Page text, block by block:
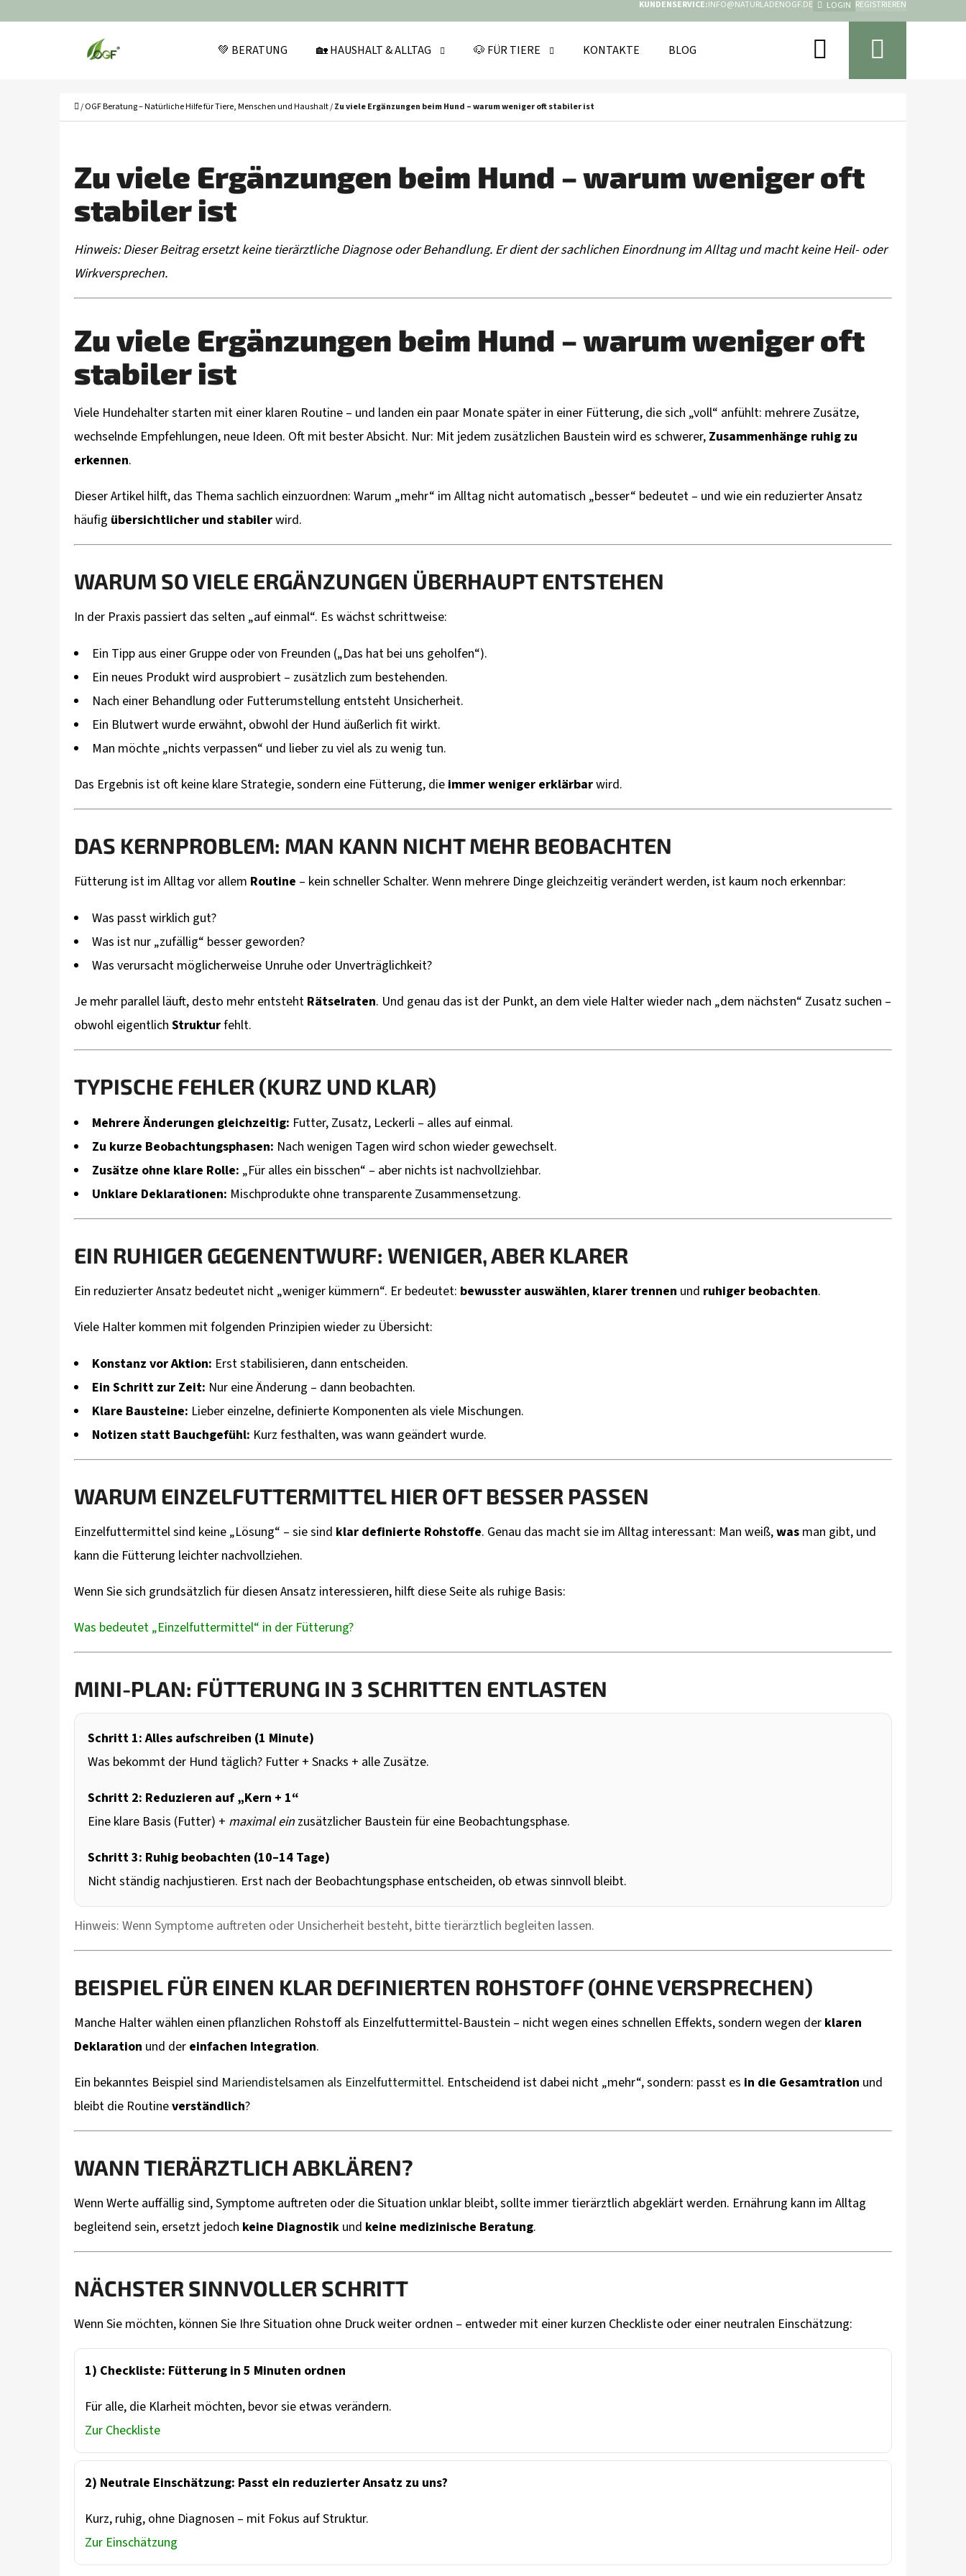
KUNDENSERVICE:INFO@NATURLADENOGF.DE LOGIN REGISTRIEREN
💚 BERATUNG 🏡 HAUSHALT & ALLTAG 🐶 FÜR TIERE KONTAKTE BLOG TIERWELT: ZWISCHEN PFOTEN UND DEM REST DER
Suchen
Startseite
/OGF Beratung – Natürliche Hilfe für Tiere, Menschen und Haushalt/Zu viele Ergänzungen beim Hund – warum weniger oft stabiler ist
Zu viele Ergänzungen beim Hund – warum weniger oft
stabiler ist
Hinweis: Dieser Beitrag ersetzt keine tierärztliche Diagnose oder Behandlung. Er dient der sachlichen Einordnung im Alltag und macht keine Heil- oder
Wirkversprechen.
Zu viele Ergänzungen beim Hund – warum weniger oft
stabiler ist
Viele Hundehalter starten mit einer klaren Routine – und landen ein paar Monate später in einer Fütterung, die sich „voll“ anfühlt: mehrere Zusätze,
wechselnde Empfehlungen, neue Ideen. Oft mit bester Absicht. Nur: Mit jedem zusätzlichen Baustein wird es schwerer, Zusammenhänge ruhig zu
erkennen.
Dieser Artikel hilft, das Thema sachlich einzuordnen: Warum „mehr“ im Alltag nicht automatisch „besser“ bedeutet – und wie ein reduzierter Ansatz
häufig übersichtlicher und stabilerwird.
WARUM SO VIELE ERGÄNZUNGEN ÜBERHAUPT ENTSTEHEN
In der Praxis passiert das selten „auf einmal“. Es wächst schrittweise:
Ein Tipp aus einer Gruppe oder von Freunden („Das hat bei uns geholfen“).
Ein neues Produkt wird ausprobiert – zusätzlich zum bestehenden.
Nach einer Behandlung oder Futterumstellung entsteht Unsicherheit.
Ein Blutwert wurde erwähnt, obwohl der Hund äußerlich fit wirkt.
Man möchte „nichts verpassen“ und lieber zu viel als zu wenig tun.
Das Ergebnis ist oft keine klare Strategie, sondern eine Fütterung, die immer weniger erklärbarwird.
DAS KERNPROBLEM: MAN KANN NICHT MEHR BEOBACHTEN
Fütterung ist im Alltag vor allem Routine – kein schneller Schalter. Wenn mehrere Dinge gleichzeitig verändert werden, ist kaum noch erkennbar:
Was passt wirklich gut?
Was ist nur „zufällig“ besser geworden?
Was verursacht möglicherweise Unruhe oder Unverträglichkeit?
Je mehr parallel läuft, desto mehr entsteht Rätselraten. Und genau das ist der Punkt, an dem viele Halter wieder nach „dem nächsten“ Zusatz suchen –
obwohl eigentlich Strukturfehlt.
TYPISCHE FEHLER (KURZ UND KLAR)
Mehrere Änderungen gleichzeitig: Futter, Zusatz, Leckerli – alles auf einmal.
Zu kurze Beobachtungsphasen: Nach wenigen Tagen wird schon wieder gewechselt.
Zusätze ohne klare Rolle: „Für alles ein bisschen“ – aber nichts ist nachvollziehbar.
Unklare Deklarationen: Mischprodukte ohne transparente Zusammensetzung.
EIN RUHIGER GEGENENTWURF: WENIGER, ABER KLARER
Ein reduzierter Ansatz bedeutet nicht „weniger kümmern“. Er bedeutet: bewusster auswählen, klarer trennen und ruhiger beobachten.
Viele Halter kommen mit folgenden Prinzipien wieder zu Übersicht:
Konstanz vor Aktion: Erst stabilisieren, dann entscheiden.
Ein Schritt zur Zeit: Nur eine Änderung – dann beobachten.
Klare Bausteine: Lieber einzelne, definierte Komponenten als viele Mischungen.
Notizen statt Bauchgefühl: Kurz festhalten, was wann geändert wurde.
WARUM EINZELFUTTERMITTEL HIER OFT BESSER PASSEN
Einzelfuttermittel sind keine „Lösung“ – sie sind klar definierte Rohstoffe. Genau das macht sie im Alltag interessant: Man weiß,was man gibt, und
kann die Fütterung leichter nachvollziehen.
Wenn Sie sich grundsätzlich für diesen Ansatz interessieren, hilft diese Seite als ruhige Basis:
Was bedeutet „Einzelfuttermittel“ in der Fütterung?
MINI-PLAN: FÜTTERUNG IN 3 SCHRITTEN ENTLASTEN
Schritt 1: Alles aufschreiben (1 Minute)
Was bekommt der Hund täglich? Futter + Snacks + alle Zusätze.
Schritt 2: Reduzieren auf „Kern + 1“
Eine klare Basis (Futter) + maximal ein zusätzlicher Baustein für eine Beobachtungsphase.
Schritt 3: Ruhig beobachten (10–14 Tage)
Nicht ständig nachjustieren. Erst nach der Beobachtungsphase entscheiden, ob etwas sinnvoll bleibt.
Hinweis: Wenn Symptome auftreten oder Unsicherheit besteht, bitte tierärztlich begleiten lassen.
BEISPIEL FÜR EINEN KLAR DEFINIERTEN ROHSTOFF (OHNE VERSPRECHEN)
Manche Halter wählen einen pflanzlichen Rohstoff als Einzelfuttermittel-Baustein – nicht wegen eines schnellen Effekts, sondern wegen der klaren
Deklaration und der einfachen Integration.
Ein bekanntes Beispiel sind Mariendistelsamen als Einzelfuttermittel. Entscheidend ist dabei nicht „mehr“, sondern: passt es in die Gesamtration und
bleibt die Routineverständlich?
WANN TIERÄRZTLICH ABKLÄREN?
Wenn Werte auffällig sind, Symptome auftreten oder die Situation unklar bleibt, sollte immer tierärztlich abgeklärt werden. Ernährung kann im Alltag
begleitend sein, ersetzt jedoch keine Diagnostik und keine medizinische Beratung.
NÄCHSTER SINNVOLLER SCHRITT
Wenn Sie möchten, können Sie Ihre Situation ohne Druck weiter ordnen – entweder mit einer kurzen Checkliste oder einer neutralen Einschätzung:
1) Checkliste: Fütterung in 5 Minuten ordnen
Für alle, die Klarheit möchten, bevor sie etwas verändern.
Zur Checkliste
2) Neutrale Einschätzung: Passt ein reduzierter Ansatz zu uns?
Kurz, ruhig, ohne Diagnosen – mit Fokus auf Struktur.
Zur Einschätzung
HUNDEKEKSE BACKMISCHUNG – GESUND &
EINFACH SELBST BACKEN
4,27 €
11,99 €
47,90 €